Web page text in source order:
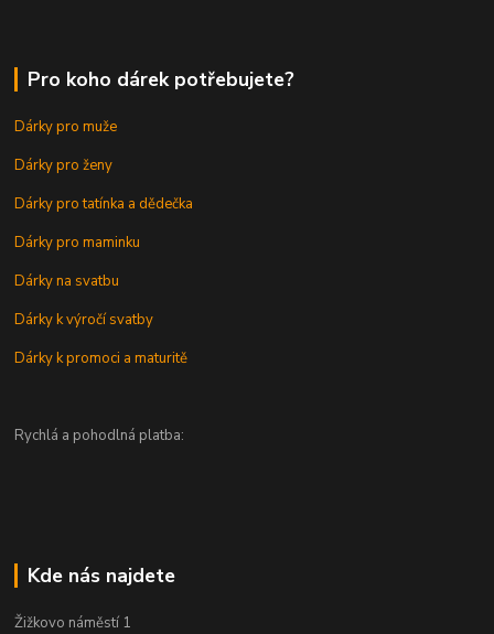
Pro koho dárek potřebujete?
Dárky pro muže
Dárky pro ženy
Dárky pro tatínka a dědečka
Dárky pro maminku
Dárky na svatbu
Dárky k výročí svatby
Dárky k promoci a maturitě
Rychlá a pohodlná platba:
Kde nás najdete
Žižkovo náměstí 1